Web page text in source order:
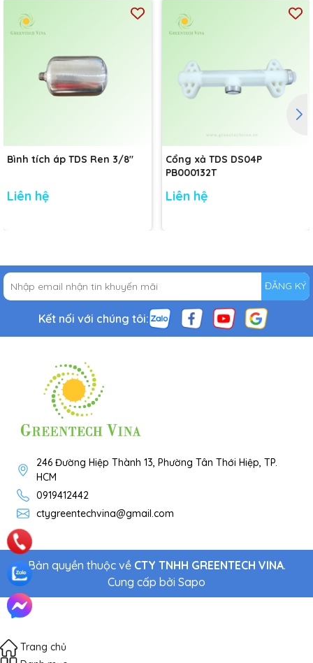
Bình tích áp TDS Ren 3/8"
Liên hệ
Cổng xả TDS DS04P
PB000132T
Liên hệ
ĐĂNG KÝ
Kết nối với chúng tôi:
246 Đường Hiệp Thành 13, Phường Tân Thới Hiệp, TP.
HCM
0919412442
ctygreentechvina@gmail.com
Bản quyền thuộc về CTY TNHH GREENTECH VINA.
Cung cấp bởi Sapo
Trang chủ